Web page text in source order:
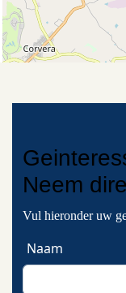
Neem
Vul hieronder uw
Naam